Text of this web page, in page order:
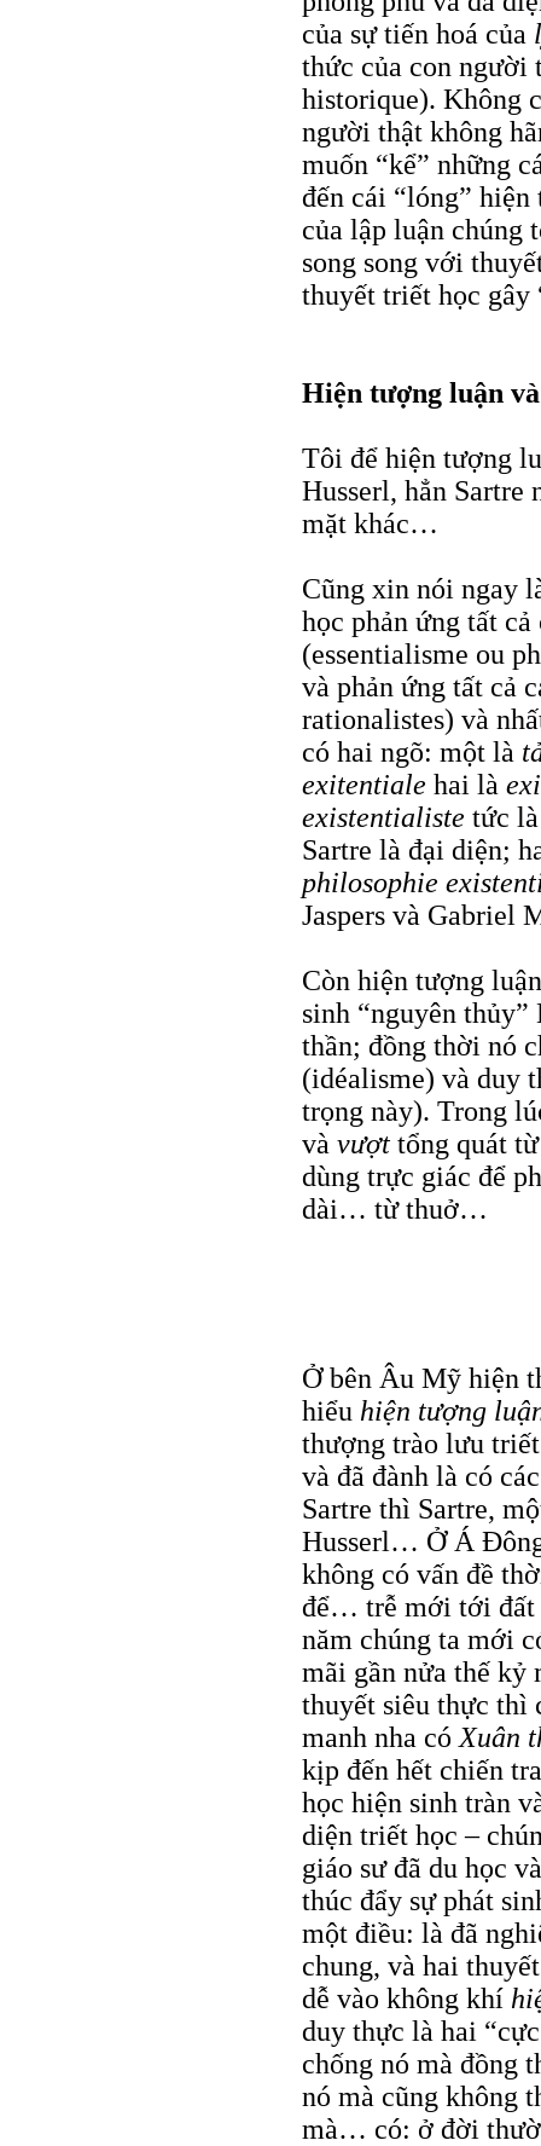
của sự tiến hoá của
thức của con người
historique). Không
người thật không
muốn “kể” những
đến cái “lóng”
của lập luận chúng
song song với
thuyết triết học gây
Hiện tượng luận
Tôi để hiện tượng
Husserl, hẳn Sartre
mặt khác…
Cũng xin nói ngay
học phản ứng tất
(essentialisme ou
và phản ứng tất cả
rationalistes) và
có hai ngõ: một là
exitentiale hai là
existentialiste tức
Sartre là đại diện;
philosophie
Jaspers và Gabriel
Còn hiện tượng
sinh “nguyên
thần; đồng thời nó
(idéalisme) và duy
trọng này). Trong
và vượt tổng quát
dùng trực giác để
dài… từ thuở…
Ở bên Âu Mỹ hiện
hiểu hiện tượng
thượng trào lưu
và đã đành là có
Sartre thì Sartre,
Husserl… Ở Á
không có vấn đề
để… trễ mới tới đất
năm chúng ta mới
mãi gần nửa thế
thuyết siêu thực thì
manh nha có Xuân
kịp đến hết chiến
học hiện sinh tràn
diện triết học –
giáo sư đã du học
thúc đẩy sự phát
một điều: là đã
chung, và hai
dễ vào không khí
duy thực là hai
chống nó mà đồng
nó mà cũng không
mà… có: ở đời